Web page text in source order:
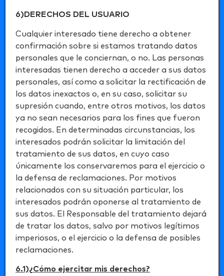
6)DERECHOS DEL USUARIO
Cualquier interesado tiene derecho a obtener
confirmación sobre si estamos tratando datos
personales que le conciernan, o no. Las personas
interesadas tienen derecho a acceder a sus datos
personales, así como a solicitar la rectificación de
los datos inexactos o, en su caso, solicitar su
supresión cuando, entre otros motivos, los datos
ya no sean necesarios para los fines que fueron
recogidos. En determinadas circunstancias, los
interesados podrán solicitar la limitación del
tratamiento de sus datos, en cuyo caso
únicamente los conservaremos para el ejercicio o
la defensa de reclamaciones. Por motivos
relacionados con su situación particular, los
interesados podrán oponerse al tratamiento de
sus datos. El Responsable del tratamiento dejará
de tratar los datos, salvo por motivos legítimos
imperiosos, o el ejercicio o la defensa de posibles
reclamaciones.
6.1)¿Cómo ejercitar mis derechos?